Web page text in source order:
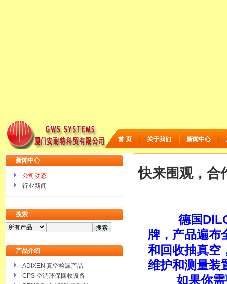
首 页 关于我们 新闻中心
新闻中心
公司动态
行业新闻
搜索
产品介绍
ADIXEN 真空检漏产品
CPS 空调环保回收设备
快来围观，合
德国
牌，产品遍布
和回收抽真空
维护和测量装
如果你需要